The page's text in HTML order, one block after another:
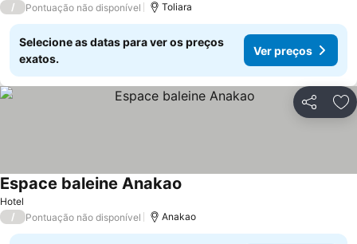
/ Pontuação não disponível Toliara
Selecione as datas para ver os preços
exatos.
Ver preços
Partilhar
Hotel
Espace baleine Anakao
/ Pontuação não disponível Anakao